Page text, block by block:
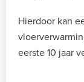
Hierdoor kan
eerste 10 jaar